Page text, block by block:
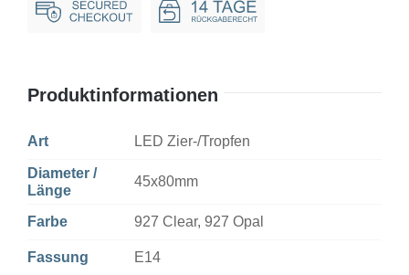
Dim
Produktinformationen
Art LED Zier-/Tropfen
Diameter /
Länge
45x80mm
Farbe 927 Clear, 927 Opal
Fassung E14